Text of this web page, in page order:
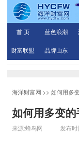
首 页 蓝色浪潮
财富联盟 品牌山东
海洋财富网 >> 如何用多
如何用多变
来源:蜂鸟网 发布时